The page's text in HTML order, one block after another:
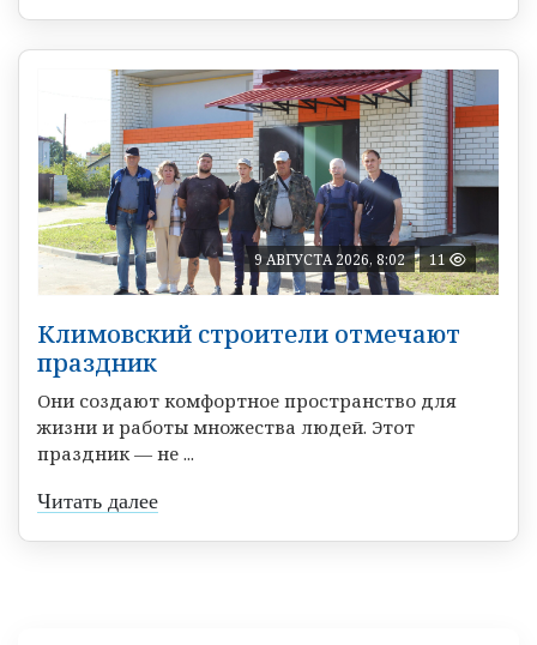
9 АВГУСТА 2026, 8:02 11
Климовский строители отмечают
праздник
Они создают комфортное пространство для
жизни и работы множества людей. Этот
праздник — не ...
Читать далее